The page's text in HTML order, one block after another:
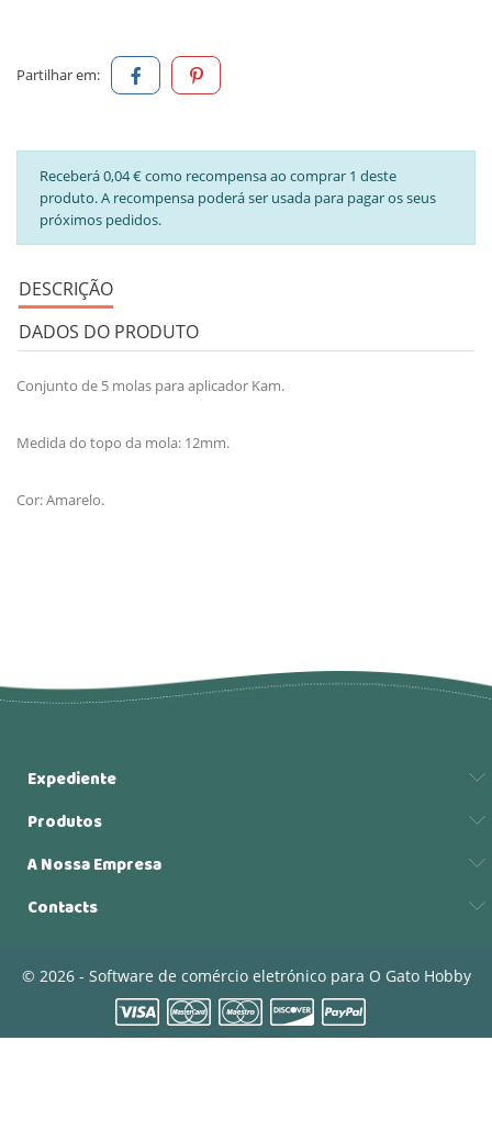
Partilhar em:
Receberá 0,04 € como recompensa ao comprar 1 deste
produto. A recompensa poderá ser usada para pagar os seus
próximos pedidos.
DESCRIÇÃO
DADOS DO PRODUTO
Conjunto de 5 molas para aplicador Kam.
Medida do topo da mola: 12mm.
Cor: Amarelo.
Expediente
Produtos
A Nossa Empresa
Contacts
© 2026 - Software de comércio eletrónico para O Gato Hobby